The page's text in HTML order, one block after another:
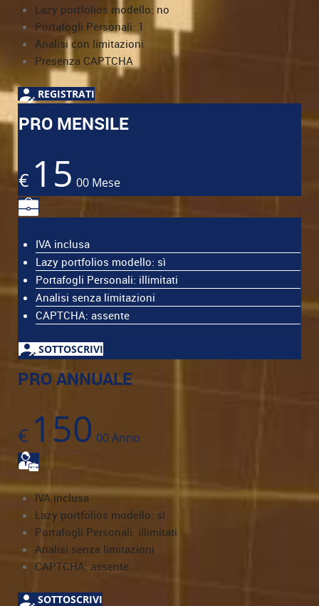
Lazy portfolios modello: no
Portafogli Personali: 1
Analisi con limitazioni
Presenza CAPTCHA
REGISTRATI
PRO MENSILE
€ 15 00 Mese
IVA inclusa
Lazy portfolios modello: sì
Portafogli Personali: illimitati
Analisi senza limitazioni
CAPTCHA: assente
SOTTOSCRIVI
PRO ANNUALE
€ 150 00Anno
IVA inclusa
Lazy portfolios modello: sì
Portafogli Personali: illimitati
Analisi senza limitazioni
CAPTCHA: assente
SOTTOSCRIVI